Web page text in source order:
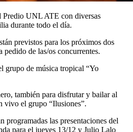
UNL ATE con diversas
durante todo el día.
previstos para los próximos dos
pedido de las/os concurrentes.
grupo de música tropical “Yo
también para disfrutar y bailar al
vivo el grupo “Ilusiones”.
programadas las presentaciones del
para el jueves 13/12 y Julio Lalo